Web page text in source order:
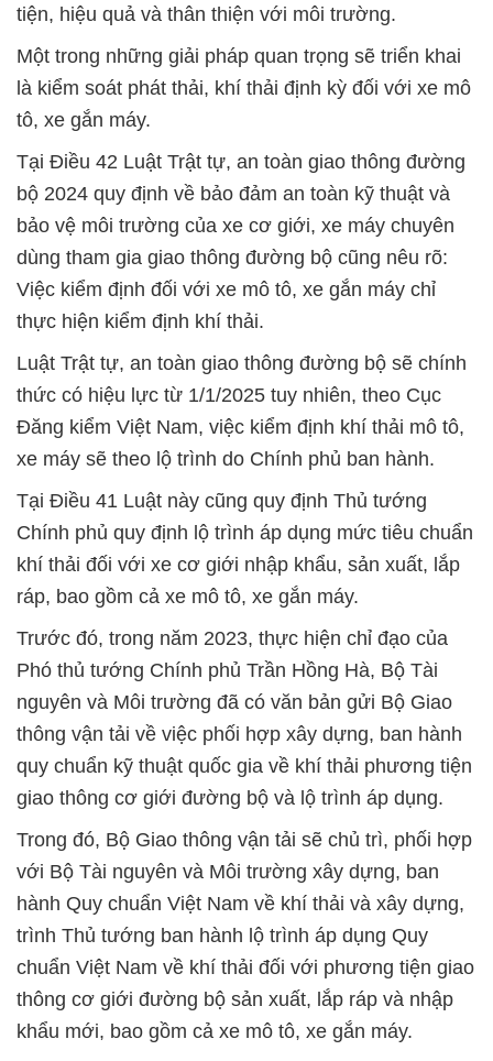
tiện, hiệu quả và thân thiện với môi trường.
Một trong những giải pháp quan trọng sẽ triển khai
là kiểm soát phát thải, khí thải định kỳ đối với xe mô
tô, xe gắn máy.
Tại Điều 42 Luật Trật tự, an toàn giao thông đường
bộ 2024 quy định về bảo đảm an toàn kỹ thuật và
bảo vệ môi trường của xe cơ giới, xe máy chuyên
dùng tham gia giao thông đường bộ cũng nêu rõ:
Việc kiểm định đối với xe mô tô, xe gắn máy chỉ
thực hiện kiểm định khí thải.
Luật Trật tự, an toàn giao thông đường bộ sẽ chính
thức có hiệu lực từ 1/1/2025 tuy nhiên, theo Cục
Đăng kiểm Việt Nam, việc kiểm định khí thải mô tô,
xe máy sẽ theo lộ trình do Chính phủ ban hành.
Tại Điều 41 Luật này cũng quy định Thủ tướng
Chính phủ quy định lộ trình áp dụng mức tiêu chuẩn
khí thải đối với xe cơ giới nhập khẩu, sản xuất, lắp
ráp, bao gồm cả xe mô tô, xe gắn máy.
Trước đó, trong năm 2023, thực hiện chỉ đạo của
Phó thủ tướng Chính phủ Trần Hồng Hà, Bộ Tài
nguyên và Môi trường đã có văn bản gửi Bộ Giao
thông vận tải về việc phối hợp xây dựng, ban hành
quy chuẩn kỹ thuật quốc gia về khí thải phương tiện
giao thông cơ giới đường bộ và lộ trình áp dụng.
Trong đó, Bộ Giao thông vận tải sẽ chủ trì, phối hợp
với Bộ Tài nguyên và Môi trường xây dựng, ban
hành Quy chuẩn Việt Nam về khí thải và xây dựng,
trình Thủ tướng ban hành lộ trình áp dụng Quy
chuẩn Việt Nam về khí thải đối với phương tiện giao
thông cơ giới đường bộ sản xuất, lắp ráp và nhập
khẩu mới, bao gồm cả xe mô tô, xe gắn máy.